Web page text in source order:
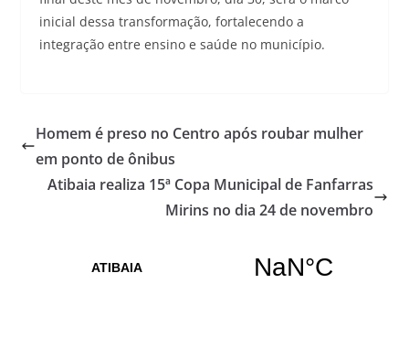
inicial dessa transformação, fortalecendo a
integração entre ensino e saúde no município.
Homem é preso no Centro após roubar mulher
em ponto de ônibus
Atibaia realiza 15ª Copa Municipal de Fanfarras
Mirins no dia 24 de novembro